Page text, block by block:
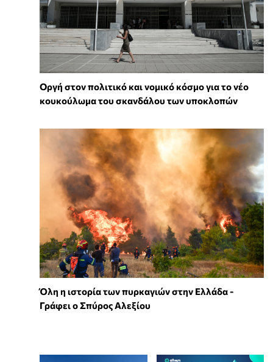
Οργή στον πολιτικό και νομικό κόσμο για το νέο
κουκούλωμα του σκανδάλου των υποκλοπών
Όλη η ιστορία των πυρκαγιών στην Ελλάδα -
Γράφει ο Σπύρος Αλεξίου